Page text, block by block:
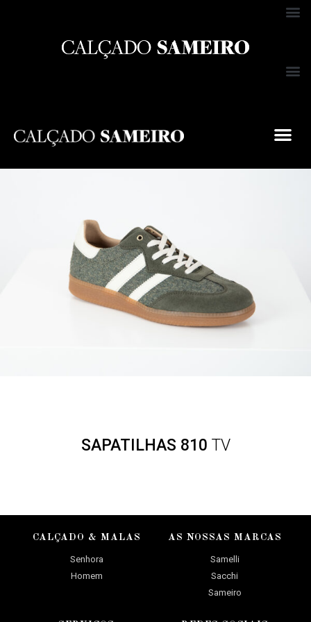
SAPATILHAS 810 TV
CALÇADO & MALAS
Senhora
Homem
AS NOSSAS MARCAS
Samelli
Sacchi
Sameiro